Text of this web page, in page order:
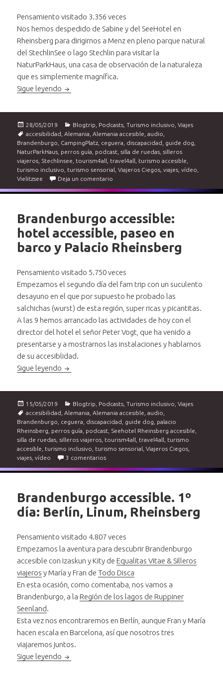
Pensamiento visitado 3.356 veces
Nos hemos despedido de Sabine y del SeeHotel en
Rheinsberg para dirigirnos a Menz en pleno parque natural
del StechlinSee o lago Stechlin para visitar la
NaturParkHaus, una casa de observación de la naturaleza
que es simplemente magnífica.
Sigue leyendo Brandenburgo accessible. Del Stechlinsee al
Publicado
el
28/05/2019 Categorías
Blogtrip Podcasts ,Turismo inclusivo ,Viajes
Etiquetas
accesibilidad ,Alemania ,Alemania accesible ,audio
Brandenburgo
CampingPlatz ceguera discapacidad guide dog
NaturParkHaus perros guía podcast ,silla de ruedas ,silleros
viajeros Stechlinsee tourism4all travel4all turismo accesible
turismo inclusivo
turismo sensorial ,Viajeros Ciegos ,viajes ,vídeo
Vielitzsee
Deja un comentario
Brandenburgo accessible:
hotel accessible, paseo en
barco y Palacio Rheinsberg
Pensamiento visitado 5.750 veces
Empezamos el segundo día del fam trip con un suculento
desayuno en el que por supuesto he probado las
salchichas (wurst) de esta región, super ricas y picantitas.
A las 9 hemos arrancado las actividades de hoy con el
director del hotel el señor Peter Vogt, que ha venido a
presentarse y a mostrarnos las instalaciones y hablarnos
de su accesiblidad.
Sigue leyendo Brandenburgo accessible: hotel accessible,
Publicado
el
15/05/2019 Categorías
Blogtrip Podcasts ,Turismo inclusivo ,Viajes
Etiquetas
accesibilidad ,Alemania ,Alemania accesible ,audio
Brandenburgo
ceguera discapacidad guide dog
palacio
Rheinsberg
perros guía podcast Seehotel Rheinsberg accesible
silla de ruedas ,silleros viajeros tourism4all travel4all
turismo
accesible
turismo inclusivo turismo sensorial ,Viajeros Ciegos
viajes ,vídeo 3 comentariosen Brandenburgo accessible: hotel
Brandenburgo accessible. 1º
día: Berlín, Linum, Rheinsberg
Pensamiento visitado 4.807 veces
Empezamos la aventura para descubrir Brandenburgo
accesible con Izaskun y Kity de Equalitas Vitae & Silleros
viajeros y María y Fran deTodo Disca
En esta ocasión, como comentaba, nos vamos a
Brandenburgo, a la Región de los lagos de Ruppiner
Seenland.
Esta vez nos encontraremos en Berlín, aunque Fran y María
hacen escala en Barcelona, así que nosotros tres
viajaremos juntos.
Sigue leyendo Brandenburgo accessible. 1º día: Berlín, Linum,